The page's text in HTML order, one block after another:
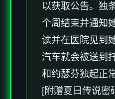
以获取公告。独
个周结束并通知
读并在医院见到
汽车就会被送到
和约瑟芬独起正
[附赠夏日传说密